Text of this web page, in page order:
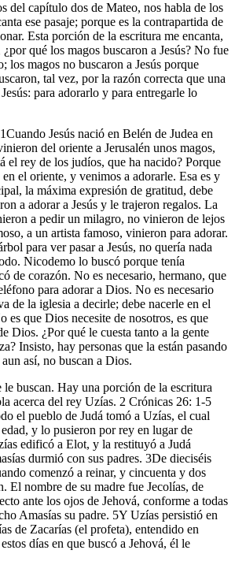
del capítulo dos de Mateo, nos habla de los
ese pasaje; porque es la contrapartida de
Esta porción de la escritura me encanta,
qué los magos buscaron a Jesús? No fue
los magos no buscaron a Jesús porque
tal vez, por la razón correcta que una
para adorarlo y para entregarle lo
Jesús nació en Belén de Judea en
del oriente a Jerusalén unos magos,
el rey de los judíos, que ha nacido? Porque
el oriente, y venimos a adorarle. Esa es y
la máxima expresión de gratitud, debe
a adorar a Jesús y le trajeron regalos. La
a pedir un milagro, no vinieron de lejos
a un artista famoso, vinieron para adorar.
para ver pasar a Jesús, no quería nada
Nicodemo lo buscó porque tenía
de corazón. No es necesario, hermano, que
para adorar a Dios. No es necesario
de la iglesia a decirle; debe nacerle en el
es que Dios necesite de nosotros, es que
Dios. ¿Por qué le cuesta tanto a la gente
Insisto, hay personas que la están pasando
así, no buscan a Dios.
buscan. Hay una porción de la escritura
acerca del rey Uzías. 2 Crónicas 26: 1-5
el pueblo de Judá tomó a Uzías, el cual
y lo pusieron por rey en lugar de
edificó a Elot, y la restituyó a Judá
durmió con sus padres. 3De dieciséis
comenzó a reinar, y cincuenta y dos
El nombre de su madre fue Jecolías, de
ante los ojos de Jehová, conforme a todas
Amasías su padre. 5Y Uzías persistió en
de Zacarías (el profeta), entendido en
días en que buscó a Jehová, él le